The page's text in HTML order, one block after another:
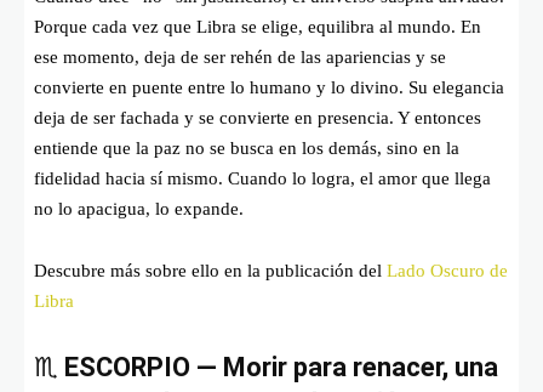
Porque cada vez que Libra se elige, equilibra al mundo. En
ese momento, deja de ser rehén de las apariencias y se
convierte en puente entre lo humano y lo divino. Su elegancia
deja de ser fachada y se convierte en presencia. Y entonces
entiende que la paz no se busca en los demás, sino en la
fidelidad hacia sí mismo. Cuando lo logra, el amor que llega
no lo apacigua, lo expande.
Descubre más sobre ello en la publicación del Lado Oscuro de
Libra
♏ ESCORPIO — Morir para renacer, una